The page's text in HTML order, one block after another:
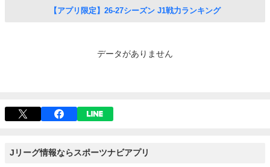
【アプリ限定】26-27シーズン J1戦力ランキング
データがありません
Jリーグ情報ならスポーツナビアプリ